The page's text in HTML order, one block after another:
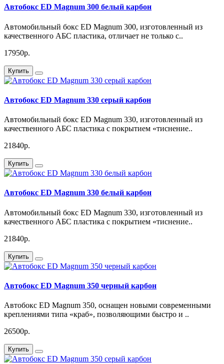
Автобокс ED Magnum 300 белый карбон
Автомобильный бокс ED Magnum 300, изготовленный из
качественного АБС пластика, отличает не только с..
17950р.
Купить
Автобокс ED Magnum 330 серый карбон
Автомобильный бокс ED Magnum 330, изготовленный из
качественного АБС пластика с покрытием «тиснение..
21840р.
Купить
Автобокс ED Magnum 330 белый карбон
Автомобильный бокс ED Magnum 330, изготовленный из
качественного АБС пластика с покрытием «тиснение..
21840р.
Купить
Автобокс ED Magnum 350 черный карбон
Автобокс ED Magnum 350, оснащен новыми современными
креплениями типа «краб», позволяющими быстро и ..
26500р.
Купить